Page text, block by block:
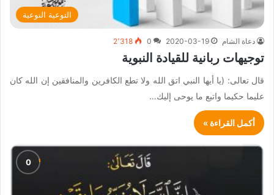
التوعية النوعية
دعاة الشام 2020-03-19
0 2٬318
توجيهات ربانية للقيادة النبوية
قال تعالى: (يا أيها النبي اتق الله ولا تطع الكافرين والمنافقين إن الله كان
عليما حكيما واتبع ما يوحى إليك…
أكمل القراءة »